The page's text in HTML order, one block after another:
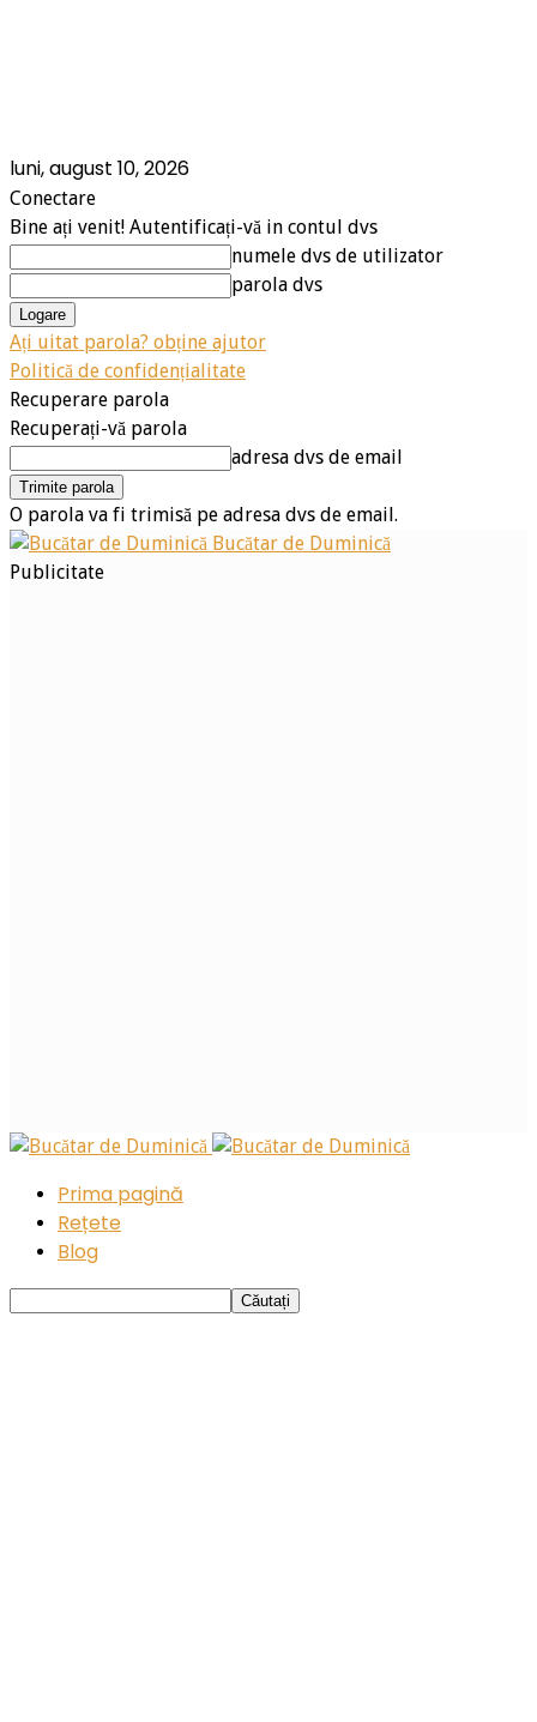
luni, august 10, 2026
Conectare
Bine ați venit! Autentificați-vă in contul dvs
numele dvs de utilizator
parola dvs
Ați uitat parola? obține ajutor
Politică de confidențialitate
Recuperare parola
Recuperați-vă parola
adresa dvs de email
O parola va fi trimisă pe adresa dvs de email.
Bucătar de Duminică
Publicitate
Prima pagină
Rețete
Blog